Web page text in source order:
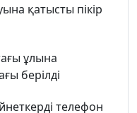
қатысты пікір
ұлына
берілді
телефон